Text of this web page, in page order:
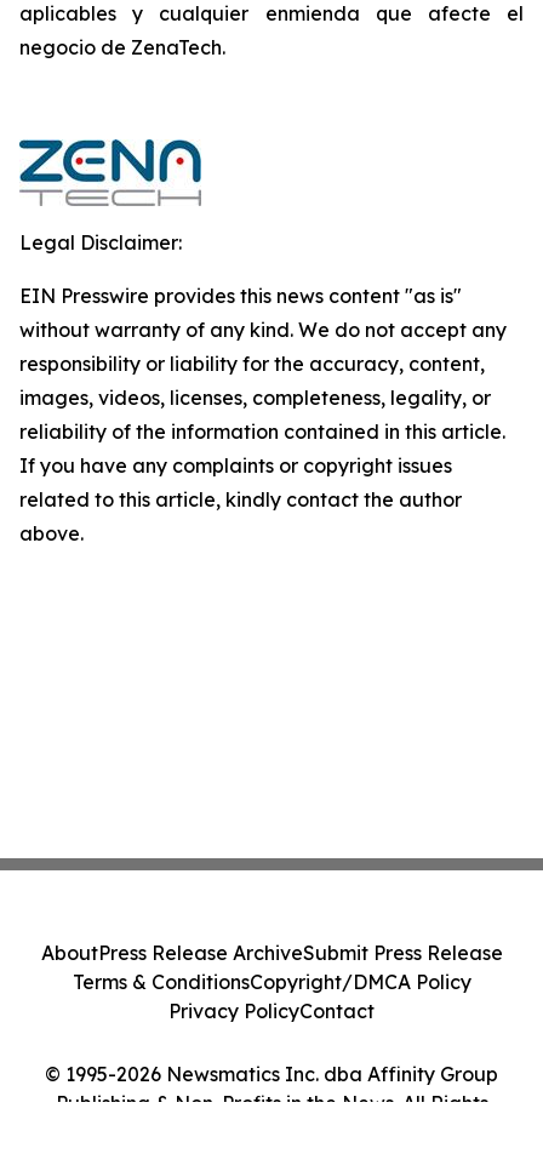
aplicables y cualquier enmienda que afecte el
negocio de ZenaTech.
Legal Disclaimer:
EIN Presswire provides this news content "as is"
without warranty of any kind. We do not accept any
responsibility or liability for the accuracy, content,
images, videos, licenses, completeness, legality, or
reliability of the information contained in this article.
If you have any complaints or copyright issues
related to this article, kindly contact the author
above.
© 1995-2026 Newsmatics Inc. dba Affinity Group
Publishing & Non-Profits in the News. All Rights
AboutPress Release ArchiveSubmit Press Release
Terms & ConditionsCopyright/DMCA Policy
Privacy PolicyContact